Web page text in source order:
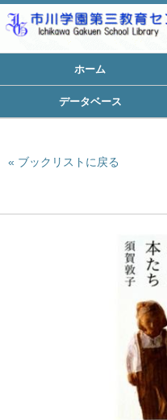
ホーム
データベース
ブックリストに戻る